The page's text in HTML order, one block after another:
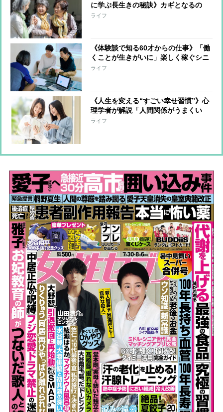
に学ぶ長生きの秘訣》カギとなるの
は“自然と体を動かす環境が整ってい
ライフ
《体験談で知る60才からの仕事》「働
くことが生きがいに」楽しく稼ぐシニ
ア女性の働き方をリアルレポート
ライフ
《人生を変える“すごい幸せ習慣”》心
理学者が解説「人間関係がうまくい
く」「ネガティブ思考を変える」ため
ライフ